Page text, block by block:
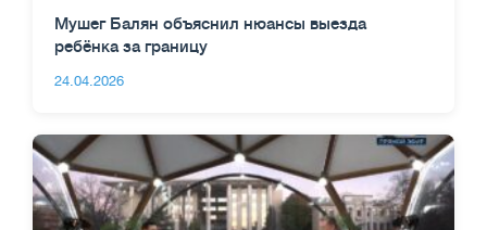
Мушег Балян объяснил нюансы выезда
ребёнка за границу
24.04.2026